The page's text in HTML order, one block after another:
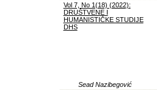
Vol 7, No 1(18) (2022):
DRUŠTVENE I
HUMANISTIČKE STUDIJE
DHS
Sead Nazibegović